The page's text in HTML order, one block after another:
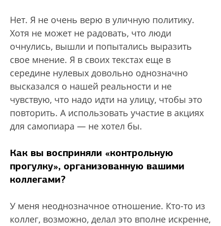
Нет. Я не очень верю в уличную политику.
Хотя не может не радовать, что люди
очнулись, вышли и попытались выразить
свое мнение. Я в своих текстах еще в
середине нулевых довольно однозначно
высказался о нашей реальности и не
чувствую, что надо идти на улицу, чтобы это
повторить. А использовать участие в акциях
для самопиара — не хотел бы.
Как вы восприняли «контрольную
прогулку», организованную вашими
коллегами?
У меня неоднозначное отношение. Кто-то из
коллег, возможно, делал это вполне искренне,